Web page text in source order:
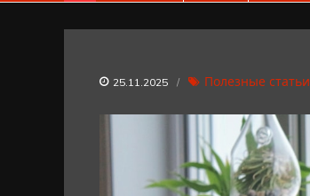
25.11.2025 Полезные статьи